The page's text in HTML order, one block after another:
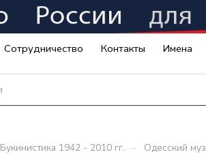
Сотрудничество Контакты Имена
Букинистика 1942 - 2010 гг. – Одесский